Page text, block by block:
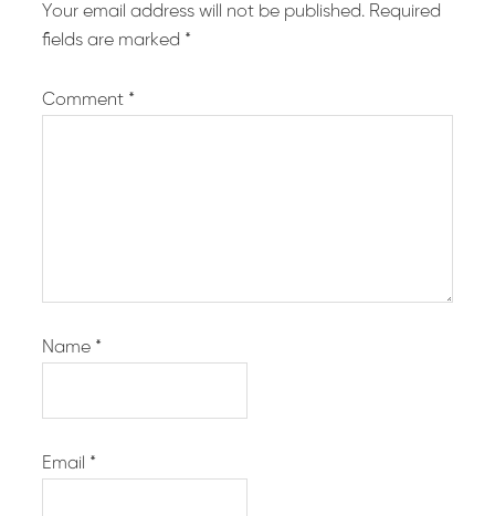
Your email address will not be published. Required
fields are marked *
Comment *
Name *
Email *